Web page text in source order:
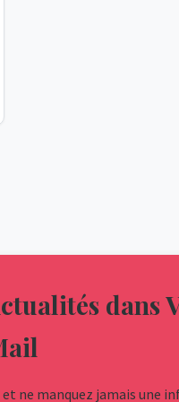
dans
ne manquez jamais une